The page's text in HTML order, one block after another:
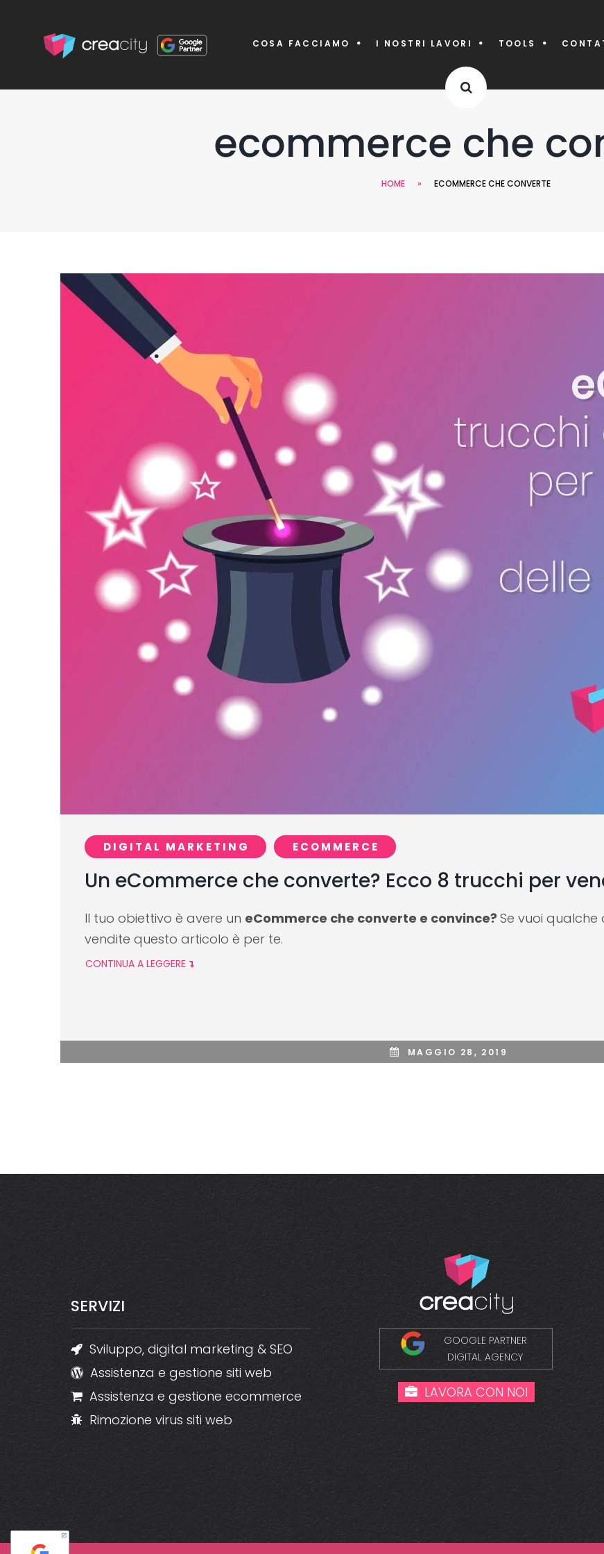
COSA FACCIAMO I NOSTRI LAVORI TOOLS
ecommerce che
HOME » ECOMMERCE CHE CONVERTE
DIGITAL MARKETING ECOMMERCE
Un eCommerce che converte? Ecco 8 trucchi per
Il tuo obiettivo è avere un eCommerce che converte e convince? Se vuoi
vendite questo articolo è per te.
CONTINUA A LEGGERE
MAGGIO 28, 2019
SERVIZI
Sviluppo, digital marketing & SEO
Assistenza e gestione siti web
Assistenza e gestione ecommerce
Rimozione virus siti web
GOOGLE PARTNER
DIGITAL AGENCY
LAVORA CON NOI